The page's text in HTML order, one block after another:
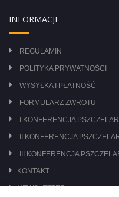
INFORMACJE
REGULAMIN
POLITYKA PRYWATNOŚCI
WYSYŁKA I PŁATNOŚĆ
FORMULARZ ZWROTU
I KONFERENCJA
II KONFERENCJA
III KONFERENCJA
KONTAKT
NEWSLETTER